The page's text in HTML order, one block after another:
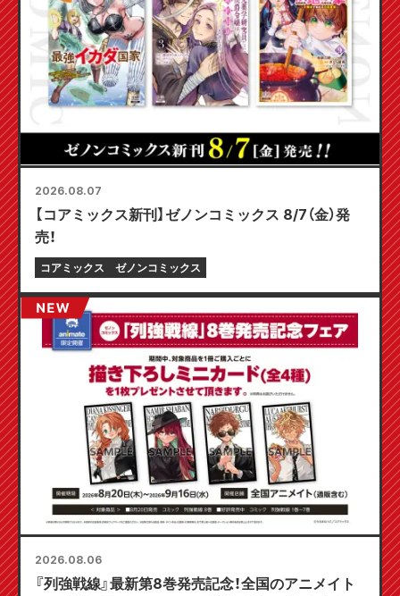
2026.08.07
【コアミックス新刊】ゼノンコミックス 8/7（金）発
売！
コアミックス ゼノンコミックス
2026.08.06
『列強戦線』最新第8巻発売記念！全国のアニメイト